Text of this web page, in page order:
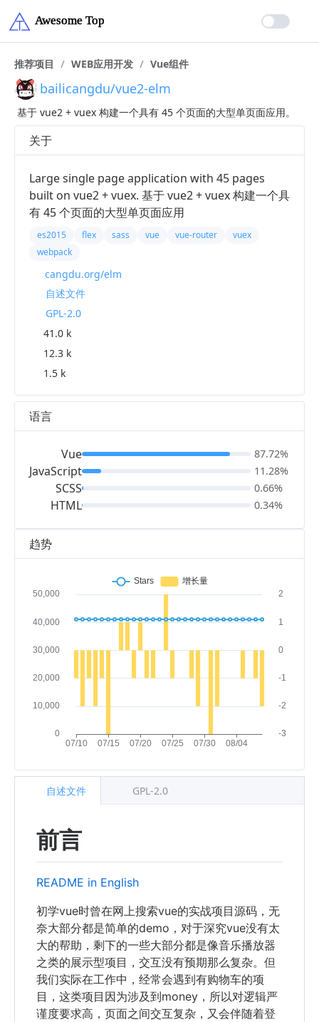
推荐项目 / WEB应用开发 / Vue组件
bailicangdu/vue2-elm
基于 vue2 + vuex 构建一个具有 45 个页面的大型单页面应用。
趋势
前言
README in English
初学vue时曾在网上搜索vue的实战项目源码，无
奈大部分都是简单的demo，对于深究vue没有太
大的帮助，剩下的一些大部分都是像音乐播放器
之类的展示型项目，交互没有预期那么复杂。但
我们实际在工作中，经常会遇到有购物车的项
目，这类项目因为涉及到money，所以对逻辑严
谨度要求高，页面之间交互复杂，又会伴随着登
自述文件 GPL-2.0
关于
Large single page application with 45 pages
built on vue2 + vuex. 基于 vue2 + vuex 构建一个具
有 45 个页面的大型单页面应用
es2015 flex sass vue vue-router
vuex
webpack
cangdu.org/elm
自述文件
GPL-2.0
41.0 k
12.3 k
1.5 k
语言
Vue
JavaScript
SCSS
HTML
87.72%
11.28%
0.66%
0.34%